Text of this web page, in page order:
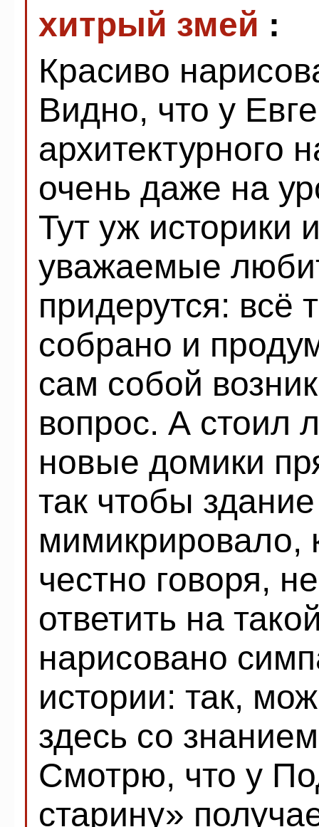
хитрый змей :
Красиво
Видно, что у
архитектурного
очень даже на
Тут уж историки
уважаемые
придерутся: всё
собрано и
сам собой
вопрос. А стоил
новые домики
так чтобы
мимикрировало,
честно говоря,
ответить на
нарисовано
истории: так,
здесь со
Смотрю, что у
старину»